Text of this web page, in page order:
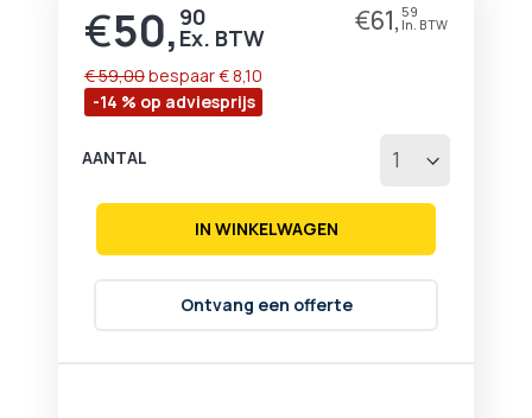
Prijs
€50, 90 €61, 59
-14 % op adviesprijs
€ 59,00bespaar€ 8,10
AANTAL
IN WINKELWAGEN
Ontvang een offerte
afbeeldingen-